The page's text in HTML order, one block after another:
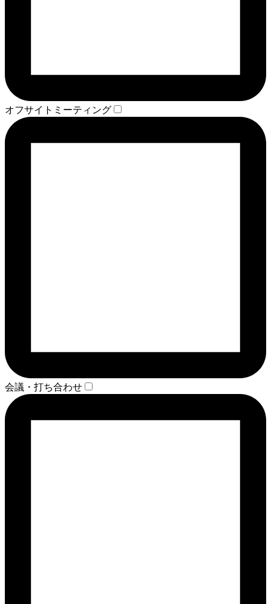
オフサイトミーティング
会議・打ち合わせ